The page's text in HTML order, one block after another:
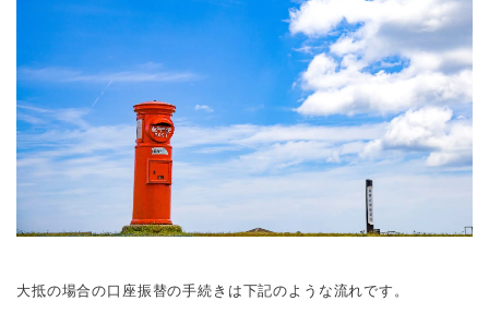
大抵の場合の口座振替の手続きは下記のような流れです。